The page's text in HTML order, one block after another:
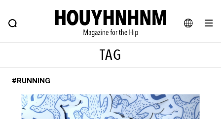
JA
FEATURE BLOG SNAP
ヒップなファッション、カルチャー、ライフスタイルWEBマガジン
#注目のタグ
#SHOPPING ADDICT #憧れの逸品
TAG
#RUNNING